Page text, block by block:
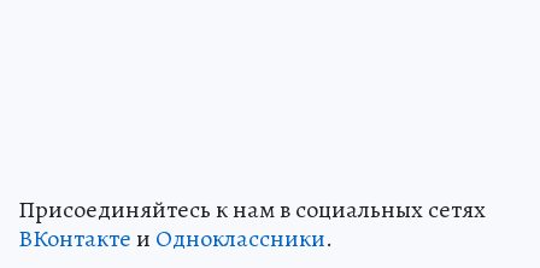
Присоединяйтесь к нам в социальных сетях
ВКонтактеи Одноклассники.